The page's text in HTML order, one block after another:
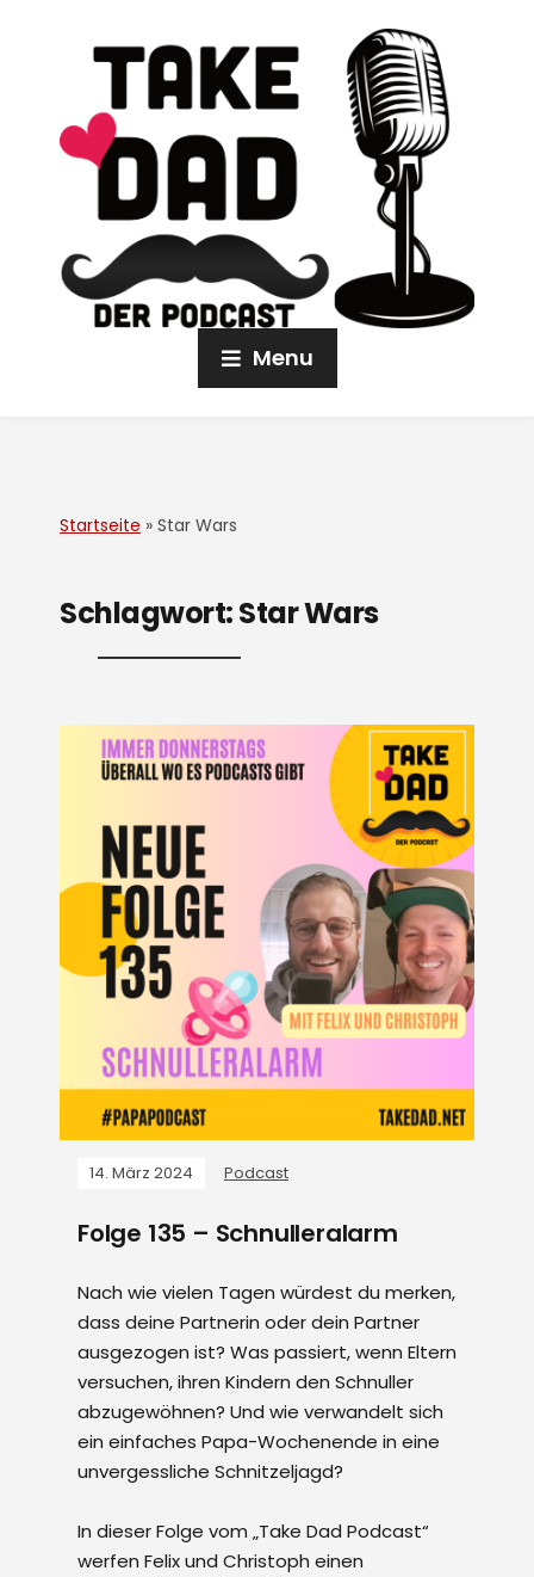
Menu
Startseite » Star Wars
Schlagwort:Star Wars
14. März 2024 Podcast
Folge 135 – Schnulleralarm
Nach wie vielen Tagen würdest du merken,
dass deine Partnerin oder dein Partner
ausgezogen ist? Was passiert, wenn Eltern
versuchen, ihren Kindern den Schnuller
abzugewöhnen? Und wie verwandelt sich
ein einfaches Papa-Wochenende in eine
unvergessliche Schnitzeljagd?
In dieser Folge vom „Take Dad Podcast“
werfen Felix und Christoph einen